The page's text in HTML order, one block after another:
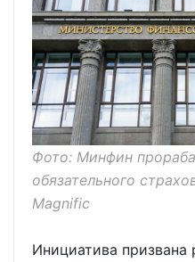
Фото: Минфин
обязательного
Magnific
Инициатива призвана